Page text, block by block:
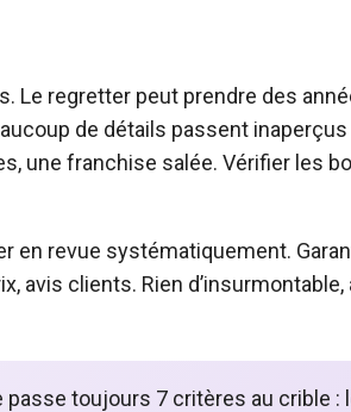
Le regretter peut prendre des
de détails passent
une franchise salée. Vérifier les
en revue systématiquement.
avis clients. Rien
passe toujours 7 critères au crible :